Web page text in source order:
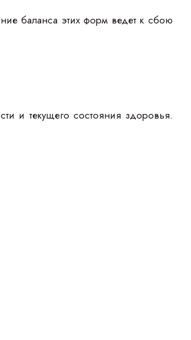
баланса этих форм ведет к сбою
и текущего состояния здоровья.